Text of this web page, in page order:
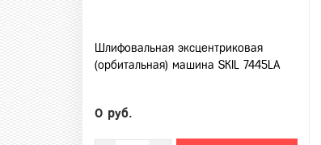
Шлифовальная эксцентриковая
(орбитальная) машина SKIL 7445LA
0 руб.